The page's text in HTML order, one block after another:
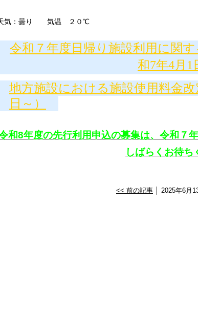
気：曇り 気温 ２０℃
令和７年度日帰り施設利用に関
和7年4月1
地方施設における施設使用料金
日～）
和8年度の先行利用申込の募集は、令和７
しばらくお待ち
<< 前の記事 │ 2025年6月